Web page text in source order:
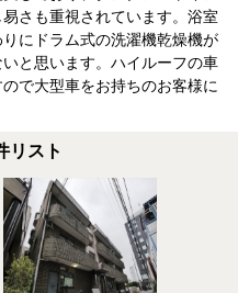
さも重視されています。浴室
にドラム式の洗濯機乾燥機が
と思います。ハイルーフの車
で大型車をお持ちのお客様に
リスト